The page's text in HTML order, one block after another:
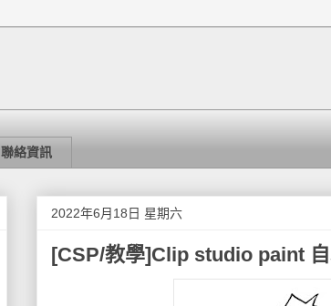
聯絡資訊
2022年6月18日 星期六
[CSP/教學]Clip studio paint